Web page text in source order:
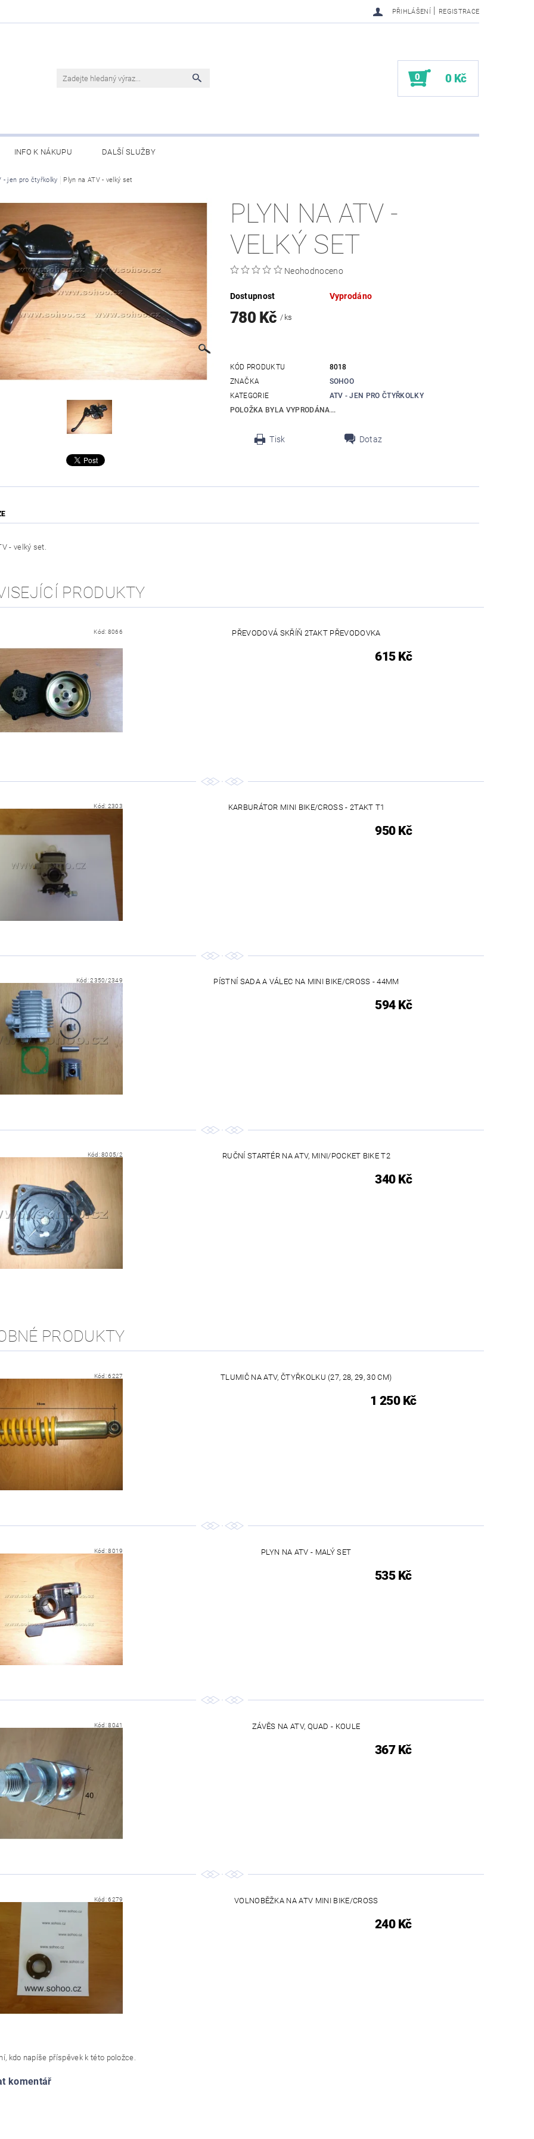
PŘIHLÁŠENÍ | REGISTRACE
0 0 Kč
INFO K NÁKUPU DALŠÍ SLUŽBY
- jen pro čtyřkolky Plyn na ATV - velký set
PLYN NA ATV -
VELKÝ SET
Neohodnoceno
Dostupnost Vyprodáno
780 Kč/ ks
KÓD PRODUKTU
8018
ZNAČKA
SOHOO
KATEGORIE
ATV - JEN PRO ČTYŘKOLKY
POLOŽKA BYLA VYPRODÁNA...
Tisk Dotaz
- velký set.
PRODUKTY
Kód: 8066 PŘEVODOVÁ SKŘÍŇ 2TAKT PŘEVODOVKA
615 Kč
Kód: 2303 KARBURÁTOR MINI BIKE/CROSS - 2TAKT T1
950 Kč
Kód:2350/2349 PÍSTNÍ SADA A VÁLEC NA MINI BIKE/CROSS - 44MM
594 Kč
Kód:8005/2 RUČNÍ STARTÉR NA ATV, MINI/POCKET BIKE T2
340 Kč
PRODUKTY
Kód:6227 TLUMIČ NA ATV, ČTYŘKOLKU (27, 28, 29, 30 CM)
1 250 Kč
Kód:8019 PLYN NA ATV - MALÝ SET
535 Kč
Kód:8041 ZÁVĚS NA ATV, QUAD - KOULE
367 Kč
Kód:6279 VOLNOBĚŽKA NA ATV MINI BIKE/CROSS
240 Kč
kdo napíše příspěvek k této položce.
komentář